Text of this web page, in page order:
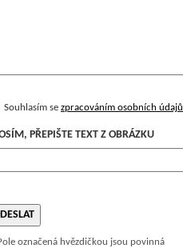
Souhlasím sezpracováním osobních údajů
PŘEPIŠTE TEXT Z OBRÁZKU
označená hvězdičkou jsou povinná